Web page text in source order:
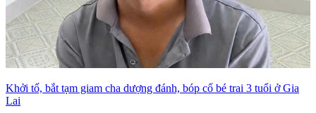
Khởi tố, bắt tạm giam cha dượng đánh, bóp cổ bé trai 3 tuổi ở Gia
Lai